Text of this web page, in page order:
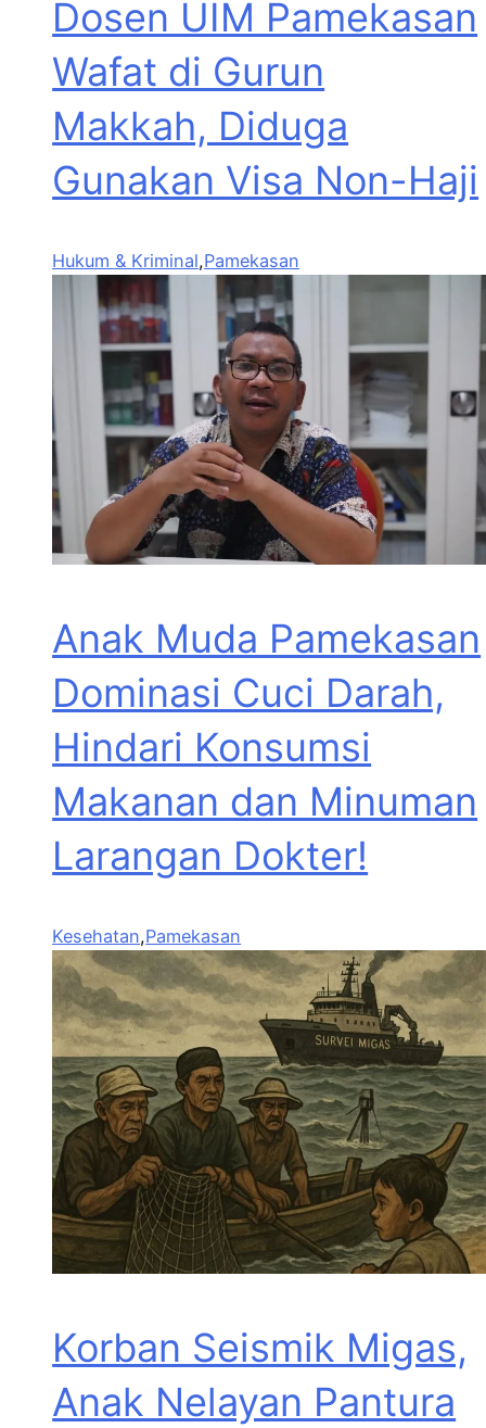
Dosen UIM Pamekasan
Wafat di Gurun
Makkah, Diduga
Gunakan Visa Non-Haji
Hukum & Kriminal,Pamekasan
Anak Muda Pamekasan
Dominasi Cuci Darah,
Hindari Konsumsi
Makanan dan Minuman
Larangan Dokter!
Kesehatan,Pamekasan
Korban Seismik Migas,
Anak Nelayan Pantura